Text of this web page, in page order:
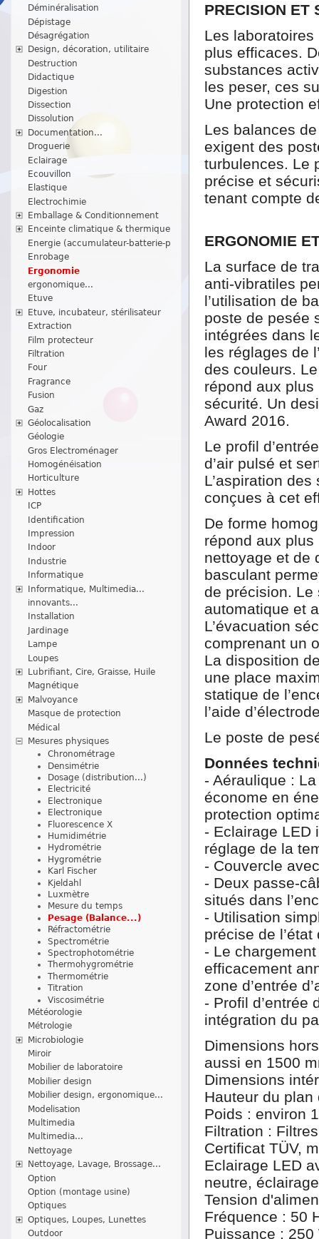
Déminéralisation
Dépistage
Désagrégation
Design, décoration, utilitaire
Destruction
Didactique
Digestion
Dissection
Dissolution
Documentation...
Droguerie
Eclairage
Ecouvillon
Elastique
Electrochimie
Emballage & Conditionnement
Enceinte climatique & thermique
Energie (accumulateur-batterie-p
Enrobage
Ergonomie
ergonomique...
Etuve
Etuve, incubateur, stérilisateur
Extraction
Film protecteur
Filtration
Four
Fragrance
Fusion
Gaz
Géolocalisation
Géologie
Gros Electroménager
Homogénéisation
Horticulture
Hottes
ICP
Identification
Impression
Indoor
Industrie
Informatique
Informatique, Multimedia...
innovants...
Installation
Jardinage
Lampe
Loupes
Lubrifiant, Cire, Graisse, Huile
Magnétique
Malvoyance
Masque de protection
Médical
Mesures physiques
Chronométrage
Densimétrie
Dosage (distribution...)
Electricité
Electronique
Electronique
Fluorescence X
Humidimétrie
Hydrométrie
Hygrométrie
Karl Fischer
Kjeldahl
Luxmètre
Mesure du temps
Pesage (Balance...)
Réfractométrie
Spectrométrie
Spectrophotométrie
Thermohygrométrie
Thermométrie
Titration
Viscosimétrie
Météorologie
Métrologie
Microbiologie
Miroir
Mobilier de laboratoire
Mobilier design
Mobilier design, ergonomique...
Modelisation
Multimedia
Multimedia...
Nettoyage
Nettoyage, Lavage, Brossage...
Option
Option (montage usine)
Optiques
Optiques, Loupes, Lunettes
Outdoor
PRECISION ET
Les
plus efficaces.
substances
les peser, ces
Une protection
Les balances
exigent des
turbulences. Le
précise et
tenant compte
ERGONOMIE
La surface de
anti-vibratiles
l’utilisation de
poste de pesée
intégrées dans
les réglages de
des couleurs.
répond aux
sécurité. Un
Award 2016.
Le profil
d’air pulsé et
L’aspiration
conçues à cet
De forme
répond aux plus
nettoyage et de
basculant
de précision. Le
automatique et
L’évacuation
comprenant un
La disposition
une place
statique de
l’aide
Le poste de
Données
- Aéraulique :
économe en
protection
- Eclairage LED
réglage de la
- Couvercle
- Deux passe-
situés dans
- Utilisation
précise de l’état
- Le
efficacement
zone d’entrée
- Profil d’entrée
intégration du
Dimensions
aussi en 1500
Dimensions
Hauteur du
Poids : environ
Filtration :
Certificat TÜV,
Eclairage LED
neutre,
Tension
Fréquence : 50
Puissance : 250